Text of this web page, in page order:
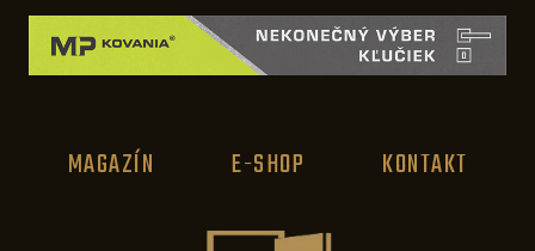
MAGAZÍN E-SHOP KONTAKT